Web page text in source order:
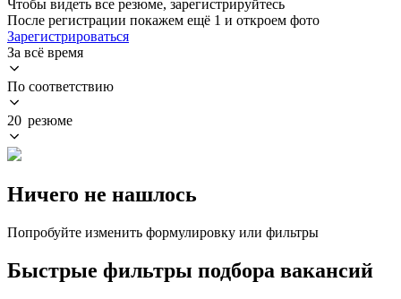
Чтобы видеть все резюме, зарегистрируйтесь
После регистрации покажем ещё 1 и откроем фото
Зарегистрироваться
За всё время
По соответствию
20 резюме
Ничего не нашлось
Попробуйте изменить формулировку или фильтры
Быстрые фильтры подбора вакансий